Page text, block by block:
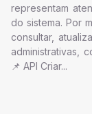
representam
do sistema. Por
consultar,
administrativas,
📌 API Criar...